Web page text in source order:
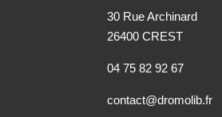
30 Rue Archinard
26400 CREST
04 75 82 92 67
contact@dromolib.fr